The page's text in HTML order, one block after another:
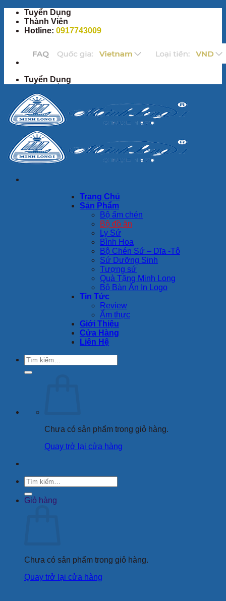
qua
Tuyển Dụng
Thành Viên
Hotline: 0917743009
Tuyển Dụng
Trang Chủ
Sản Phẩm
Bộ ấm chén
Bộ đồ ăn
Ly Sứ
Bình Hoa
Bộ Chén Sứ – Dĩa -Tô
Sứ Dưỡng Sinh
Tượng sứ
Quà Tặng Minh Long
Bộ Bàn Ăn In Logo
Tin Tức
Review
Ẩm thực
Giới Thiệu
Cửa Hàng
Liên Hệ
Tìm
kiếm:
Chưa có sản phẩm trong giỏ hàng.
Quay trở lại cửa hàng
Tìm
kiếm:
Giỏ hàng
Chưa có sản phẩm trong giỏ hàng.
Quay trở lại cửa hàng